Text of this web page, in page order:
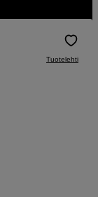
Tuotelehti